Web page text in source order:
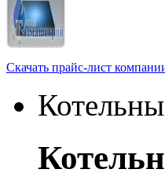
Скачать прайс-лист